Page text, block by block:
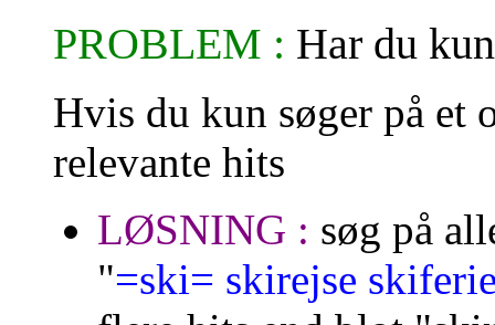
PROBLEM : Har du
Hvis du kun søger på et
relevante hits
LØSNING : søg på
"=ski= skirejse